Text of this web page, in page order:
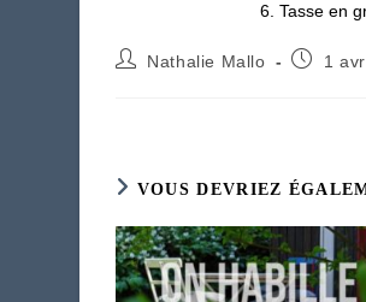
6. Tasse en
Auteur/autrice
Nathalie Mallo 1
VOUS DEVRIEZ